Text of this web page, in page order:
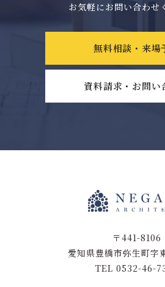
お気軽にお問い合わせ
無料相談・来場
資料請求・お問い
〒441-8106
愛知県豊橋市弥生町字
TEL 0532-46-